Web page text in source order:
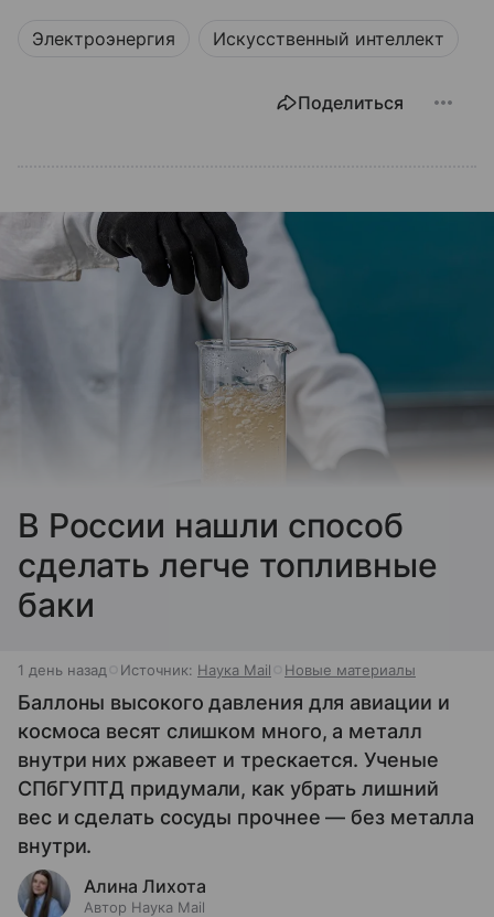
Электроэнергия Искусственный интеллект
Поделиться
В России нашли способ
сделать легче топливные
баки
1 день назад Источник: Наука Mail Новые материалы
Баллоны высокого давления для авиации и
космоса весят слишком много, а металл
внутри них ржавеет и трескается. Ученые
СПбГУПТД придумали, как убрать лишний
вес и сделать сосуды прочнее — без металла
внутри.
Алина Лихота
Автор Наука Mail